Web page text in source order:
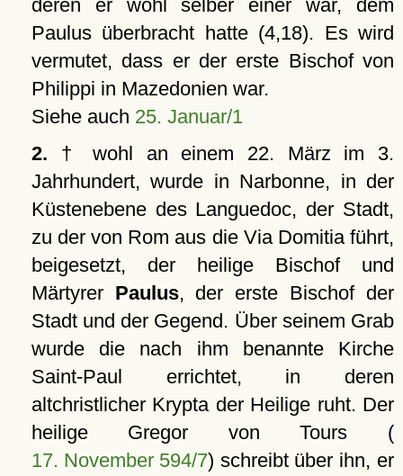
deren er wohl selber einer war, dem
Paulus überbracht hatte (4,18). Es wird
vermutet, dass er der erste Bischof von
Philippi in Mazedonien war.
Siehe auch 25. Januar/1
2. † wohl an einem 22. März im 3.
Jahrhundert, wurde in Narbonne, in der
Küstenebene des Languedoc, der Stadt,
zu der von Rom aus die Via Domitia führt,
beigesetzt, der heilige Bischof und
Märtyrer Paulus, der erste Bischof der
Stadt und der Gegend. Über seinem Grab
wurde die nach ihm benannte Kirche
Saint-Paul errichtet, in deren
altchristlicher Krypta der Heilige ruht. Der
heilige Gregor von Tours (
17. November 594/7) schreibt über ihn, er